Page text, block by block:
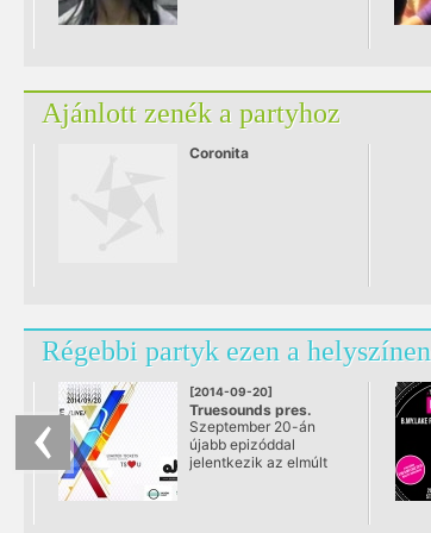
Ajánlott zenék a partyhoz
Coronita
Régebbi partyk ezen a helyszínen
[2014-09-20]
Truesounds pres.
LAKE PEOPLE & ALEX
NIGGEMANN
@ Akvárium Klub
Szeptember 20-án
újabb epizóddal
jelentkezik az elmúlt